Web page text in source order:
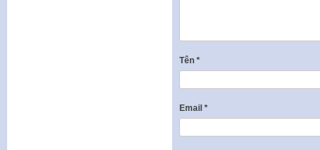
Tên *
Email *